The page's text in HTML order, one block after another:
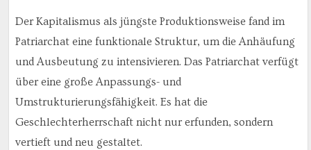
Der Kapitalismus als jüngste Produktionsweise fand im
Patriarchat eine funktionale Struktur, um die Anhäufung
und Ausbeutung zu intensivieren. Das Patriarchat verfügt
über eine große Anpassungs- und
Umstrukturierungsfähigkeit. Es hat die
Geschlechterherrschaft nicht nur erfunden, sondern
vertieft und neu gestaltet.